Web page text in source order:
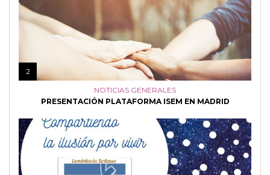
2
NOTICIAS GENERALES
PRESENTACIÓN PLATAFORMA ISEM EN MADRID